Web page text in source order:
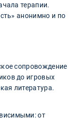
терапии.
анонимно и по
сопровождение
до игровых
литература.
от